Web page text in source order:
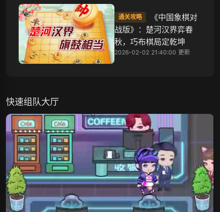
通关攻略
《中国象棋对
战版》：楚河汉界弈春
秋，巧布棋局定乾坤
2026-02-02 21:40:00 更新
快速组队大厅